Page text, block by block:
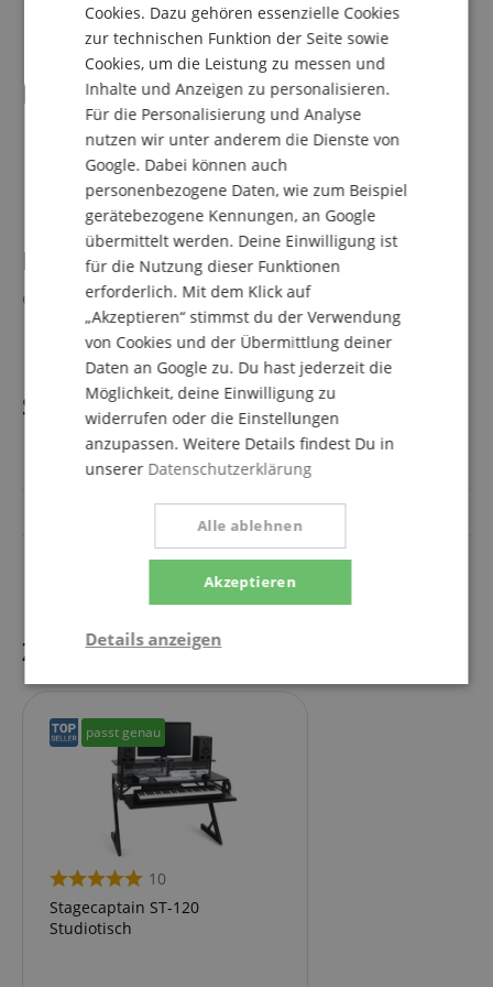
Farbe: Schwarz
Lieferumfang
1 x Arturia MicroLab Mk3 Schwarz
1 x Software (Download): Ableton Live Lite, Analog Lab
Intro, Arturia Software Center
Passendes Zubehör(Nicht im Lieferumfang
enthalten)
Stagecaptain ST-120 Studiotisch
Spezifikation
Artikelnummer 00113792
25
Schwarz
Zubehör
passt genau
10
Stagecaptain ST-120
Studiotisch
FRENCH
SPANISH
Cookies. Dazu gehören essenzielle Cookies
zur technischen Funktion der Seite sowie
Cookies, um die Leistung zu messen und
Inhalte und Anzeigen zu personalisieren.
Für die Personalisierung und Analyse
nutzen wir unter anderem die Dienste von
Google. Dabei können auch
personenbezogene Daten, wie zum Beispiel
gerätebezogene Kennungen, an Google
übermittelt werden. Deine Einwilligung ist
für die Nutzung dieser Funktionen
erforderlich. Mit dem Klick auf
„Akzeptieren“ stimmst du der Verwendung
von Cookies und der Übermittlung deiner
Daten an Google zu. Du hast jederzeit die
Möglichkeit, deine Einwilligung zu
widerrufen oder die Einstellungen
anzupassen. Weitere Details findest Du in
unserer Datenschutzerklärung
Akzeptieren
Alle ablehnen
Details anzeigen
Statistik Marketing Funktional
Marketing
Statistik-Cookies werden verwendet, um zu sehen,
wie Besucher die Website nutzen, z.B. Analyse-
Cookies. Diese Cookies können nicht verwendet
werden, um einen bestimmten Besucher direkt zu